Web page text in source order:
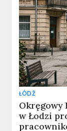
ŁÓDŹ
Okręgowy
w Łodzi